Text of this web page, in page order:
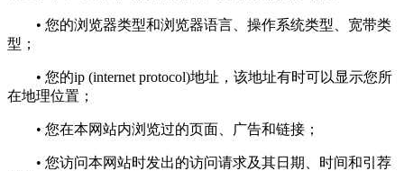
• 您的浏览器类型和浏览器语言、操作系统类型、宽带类
型；
• 您的ip (internet protocol)地址，该地址有时可以显示您所
在地理位置；
• 您在本网站内浏览过的页面、广告和链接；
• 您访问本网站时发出的访问请求及其日期、时间和引荐